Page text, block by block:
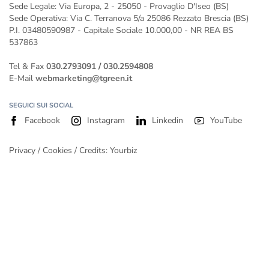
Impianto fotovoltaico da 500 kW
Sede Legale: Via Europa, 2 - 25050 - Provaglio D'Iseo (BS)
Sede Operativa: Via C. Terranova 5/a 25086 Rezzato Brescia (BS)
P.I. 03480590987 - Capitale Sociale 10.000,00 - NR REA BS
537863
Tel & Fax 030.2793091 /030.2594808
E-Mail webmarketing@tgreen.it
SEGUICI SUI SOCIAL
Facebook Instagram Linkedin YouTube
Privacy / Cookies / Credits: Yourbiz